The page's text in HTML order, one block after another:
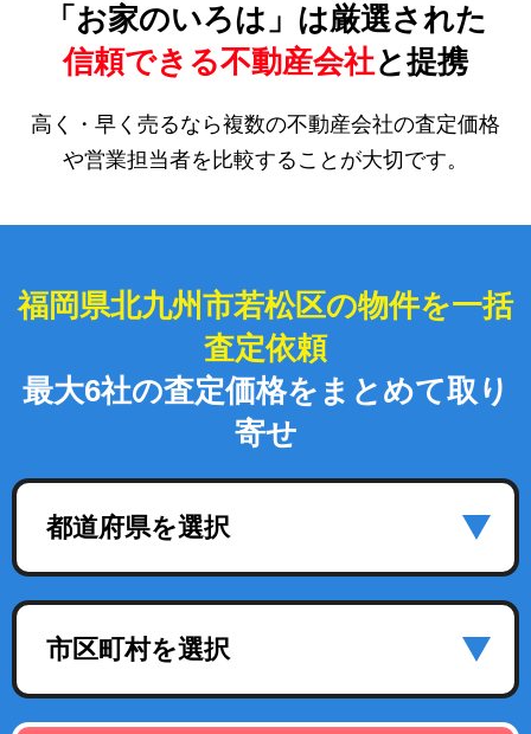
「お家のいろは」は厳選された
信頼できる不動産会社と提携
高く・早く売るなら複数の不動産会社の査定価格
や営業担当者を比較することが大切です。
福岡県北九州市若松区の物件を一括
査定依頼
最大6社の査定価格をまとめて取り
寄せ
都道府県を選択
市区町村を選択